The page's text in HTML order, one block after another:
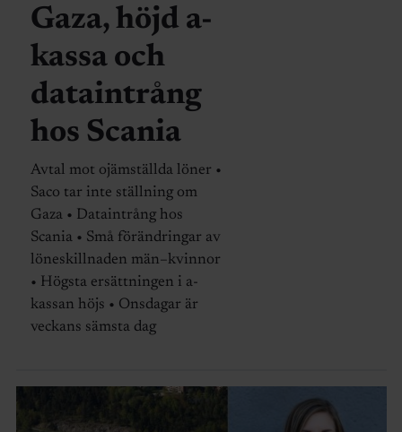
Gaza, höjd a-
kassa och
dataintrång
hos Scania
Avtal mot ojämställda löner •
Saco tar inte ställning om
Gaza • Dataintrång hos
Scania • Små förändringar av
löneskillnaden män–kvinnor
• Högsta ersättningen i a-
kassan höjs • Onsdagar är
veckans sämsta dag